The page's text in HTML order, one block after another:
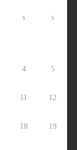
S S
4 5
11 12
18 19